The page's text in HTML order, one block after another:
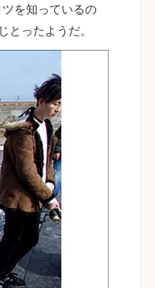
を知っているの
ったようだ。